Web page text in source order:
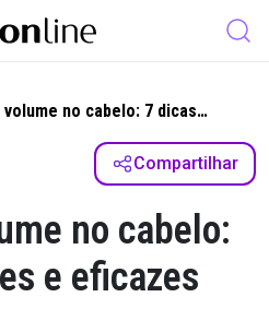
volume no cabelo: 7 dicas
Compartilhar
no cabelo:
e eficazes